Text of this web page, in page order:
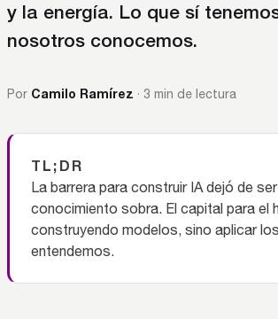
y la energía. Lo que sí
nosotros conocemos.
Por Camilo Ramírez · 3 min de lectura
TL;DR
La barrera para construir IA dejó de
conocimiento sobra. El capital para el
construyendo modelos, sino aplicar
entendemos.